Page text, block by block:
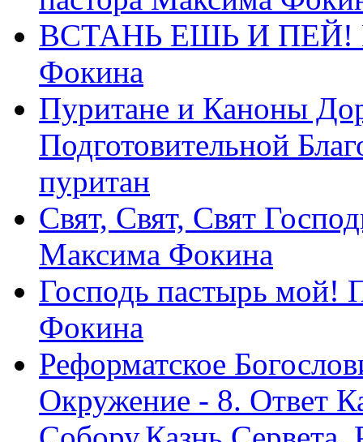
ВСТАНЬ ЕШЬ И ПЕЙ!
Фокина
Пуритане и Каноны
Подготовительной
пуритан
Свят, Свят, Свят
Максима Фокина
Господь пастырь мой!
Фокина
Реформатское
Окружение - 8. Ответ